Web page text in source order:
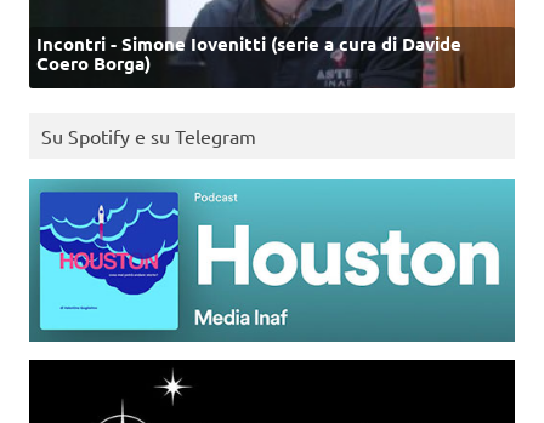
Incontri - Simone Iovenitti (serie a cura di Davide
Coero Borga)
Su Spotify e su Telegram